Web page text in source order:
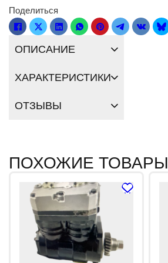
Поделиться
ОПИСАНИЕ
ХАРАКТЕРИСТИКИ
ОТЗЫВЫ
ПОХОЖИЕ ТОВАРЫ